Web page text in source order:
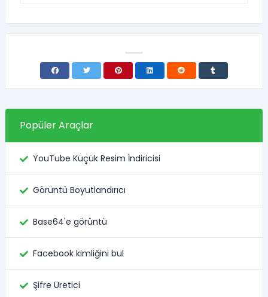
Popüler Araçlar
YouTube Küçük Resim İndiricisi
Görüntü Boyutlandırıcı
Base64'e görüntü
Facebook kimliğini bul
Şifre Üretici